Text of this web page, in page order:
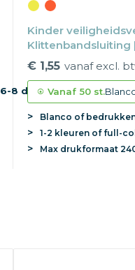
6-8 d
Kinder
Klittenbandsluiting
6-12 jaar
€ 1,55 vanaf excl.
Vanaf 50 st.
Blanco of
1-2 kleuren of full-
Max drukformaat